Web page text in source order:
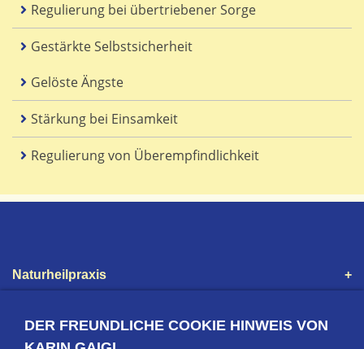
DER FREUNDLICHE COOKIE HINWEIS VON
Regulierung bei übertriebener Sorge
Gestärkte Selbstsicherheit
Gelöste Ängste
Stärkung bei Einsamkeit
Regulierung von Überempfindlichkeit
Naturheilpraxis